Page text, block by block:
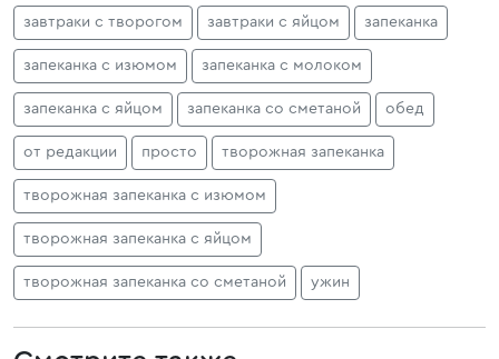
завтраки с творогом завтраки с яйцом запеканка
запеканка с изюмом запеканка с молоком
запеканка с яйцом запеканка со сметаной обед
от редакции просто творожная запеканка
творожная запеканка с изюмом
творожная запеканка с яйцом
творожная запеканка со сметаной ужин